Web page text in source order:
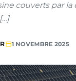
couverts par la
1 NOVEMBRE 2025